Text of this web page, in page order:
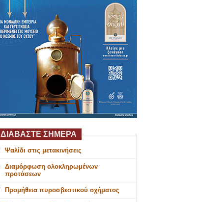
ΔΙΑΒΑΣΤΕ ΣΗΜΕΡΑ
Ψαλίδι στις μετακινήσεις
Διαμόρφωση ολοκληρωμένων
προτάσεων
Προμήθεια πυροσβεστικού οχήματος